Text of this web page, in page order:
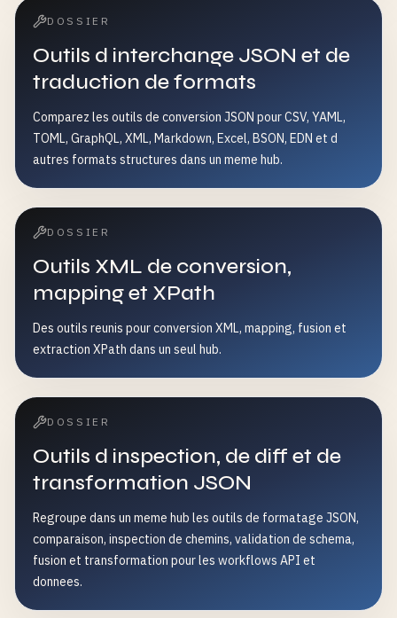
DOSSIER
Outils d interchange JSON et de
traduction de formats
Comparez les outils de conversion JSON pour CSV, YAML,
TOML, GraphQL, XML, Markdown, Excel, BSON, EDN et d
autres formats structures dans un meme hub.
DOSSIER
Outils XML de conversion,
mapping et XPath
Des outils reunis pour conversion XML, mapping, fusion et
extraction XPath dans un seul hub.
DOSSIER
Outils d inspection, de diff et de
transformation JSON
Regroupe dans un meme hub les outils de formatage JSON,
comparaison, inspection de chemins, validation de schema,
fusion et transformation pour les workflows API et
donnees.